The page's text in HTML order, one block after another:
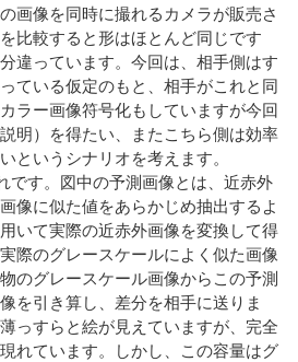
画像を同時に撮れるカメラが販売さ
比較すると形はほとんど同じです
違っています。今回は、相手側はす
ている仮定のもと、相手がこれと同
ラー画像符号化もしていますが今回
明）を得たい、またこちら側は効率
というシナリオを考えます。
です。図中の予測画像とは、近赤外
像に似た値をあらかじめ抽出するよ
いて実際の近赤外画像を変換して得
際のグレースケールによく似た画像
のグレースケール画像からこの予測
を引き算し、差分を相手に送りま
っすらと絵が見えていますが、完全
れています。しかし、この容量はグ